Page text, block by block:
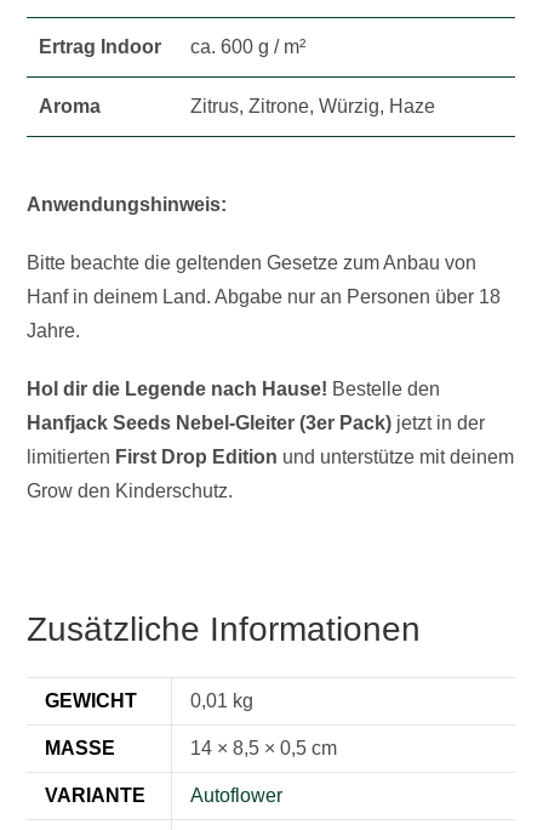
Ertrag Indoor ca. 600 g / m²
Aroma Zitrus, Zitrone, Würzig, Haze
Anwendungshinweis:
Bitte beachte die geltenden Gesetze zum Anbau von
Hanf in deinem Land. Abgabe nur an Personen über 18
Jahre.
Hol dir die Legende nach Hause! Bestelle den
Hanfjack Seeds Nebel-Gleiter (3er Pack) jetzt in der
limitierten First Drop Edition und unterstütze mit deinem
Grow den Kinderschutz.
Zusätzliche Informationen
GEWICHT 0,01 kg
MASSE 14 × 8,5 × 0,5 cm
VARIANTE Autoflower